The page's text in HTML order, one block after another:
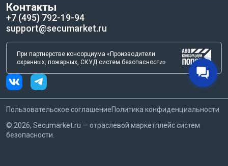
Контакты
+7 (495) 792-19-94
support@secumarket.ru
При партнерстве консорциума «Производители
охранных, пожарных, СКУД систем безопасности»
Пользовательское соглашениеПолитика конфиденциальности
© 2026, Secumarket.ru — отраслевой маркетплейс систем
безопасности.